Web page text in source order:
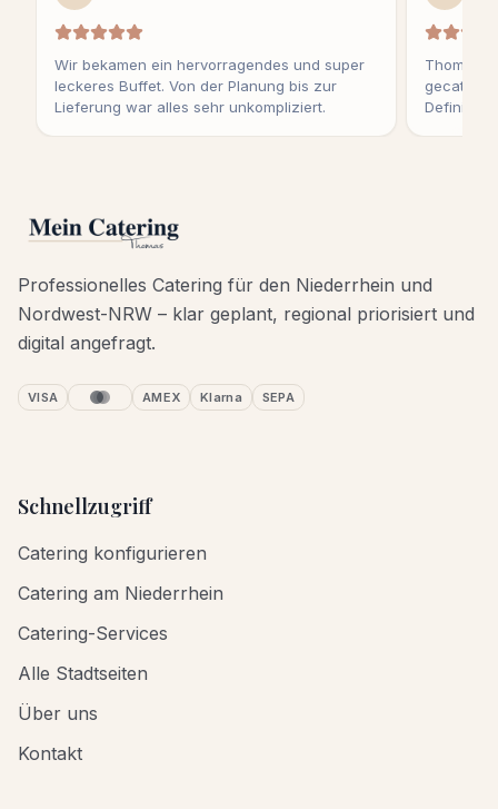
Wir bekamen ein hervorragendes und super
leckeres Buffet. Von der Planung bis zur
Lieferung war alles sehr unkompliziert.
Thomas
gecatert
Definitiv
Professionelles Catering für den Niederrhein und
Nordwest-NRW – klar geplant, regional priorisiert und
digital angefragt.
VISA AMEX Klarna SEPA
Schnellzugriff
Catering konfigurieren
Catering am Niederrhein
Catering-Services
Alle Stadtseiten
Über uns
Kontakt